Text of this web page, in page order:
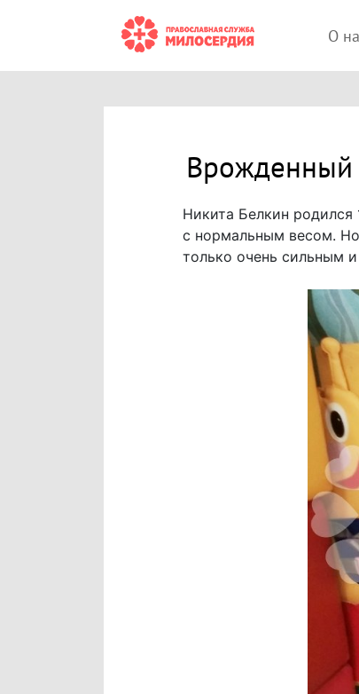
О
Врожденный
Никита Белкин родился
с нормальным весом.
только очень сильным